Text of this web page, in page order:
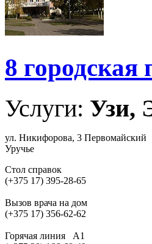
8
Услуги: Узи,
ул. Никифорова, 3 Первомайский
Уручье
Стол справок
(+375 17) 395-28-65
Вызов врача на дом
(+375 17) 356-62-62
Горячая линия A1